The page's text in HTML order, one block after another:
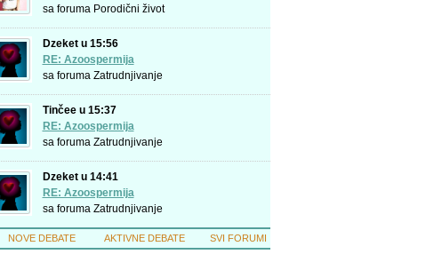
sa foruma Porodični život
Dzeket u 15:56
RE: Azoospermija
sa foruma Zatrudnjivanje
Tinčee u 15:37
RE: Azoospermija
sa foruma Zatrudnjivanje
Dzeket u 14:41
RE: Azoospermija
sa foruma Zatrudnjivanje
NOVE DEBATE AKTIVNE DEBATE SVI FORUMI